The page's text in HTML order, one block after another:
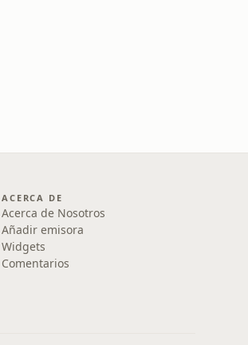
ACERCA DE
Acerca de Nosotros
Añadir emisora
Widgets
Comentarios